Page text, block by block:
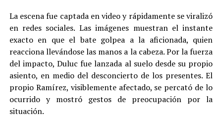
La escena fue captada en video y rápidamente se viralizó
en redes sociales. Las imágenes muestran el instante
exacto en que el bate golpea a la aficionada, quien
reacciona llevándose las manos a la cabeza. Por la fuerza
del impacto, Duluc fue lanzada al suelo desde su propio
asiento, en medio del desconcierto de los presentes. El
propio Ramírez, visiblemente afectado, se percató de lo
ocurrido y mostró gestos de preocupación por la
situación.